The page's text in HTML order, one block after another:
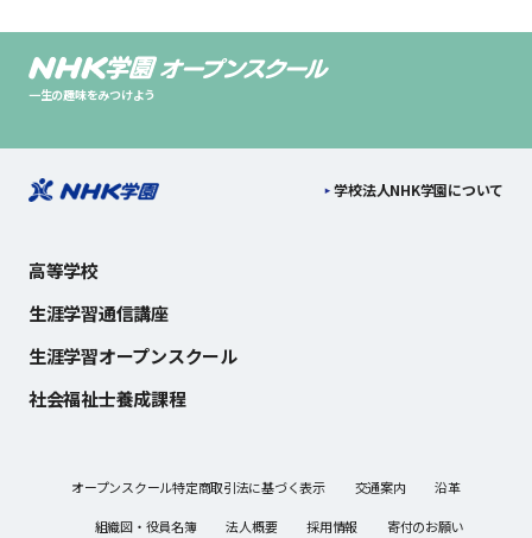
一生の趣味をみつけよう
学校法人NHK学園について
高等学校
生涯学習通信講座
生涯学習オープンスクール
社会福祉士養成課程
オープンスクール特定商取引法に基づく表示 交通案内 沿革
組織図・役員名簿 法人概要 採用情報 寄付のお願い